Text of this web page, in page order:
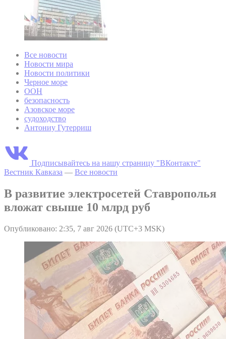
Все новости
Новости мира
Новости политики
Черное море
ООН
безопасность
Азовское море
судоходство
Антониу Гутерриш
Подписывайтесь на нашу страницу "ВКонтакте"
Вестник Кавказа — Все новости
В развитие электросетей Ставрополья
вложат свыше 10 млрд руб
Опубликовано: 2:35, 7 авг 2026 (UTC+3 MSK)